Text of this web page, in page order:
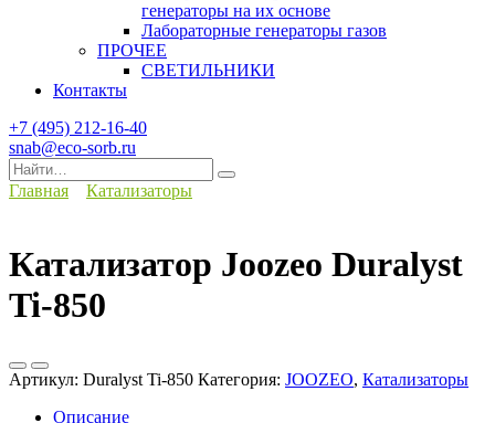
генераторы на их основе
Лабораторные генераторы газов
ПРОЧЕЕ
СВЕТИЛЬНИКИ
Контакты
+7 (495) 212-16-40
snab@eco-sorb.ru
Search
for:
Главная Катализаторы
Катализатор Joozeo Duralyst
Ti-850
Артикул: Duralyst Ti-850 Категория: JOOZEO, Катализаторы
Описание